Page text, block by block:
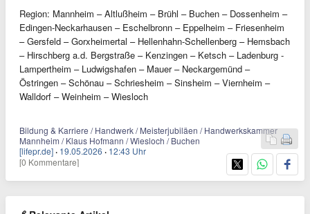
Region: Mannheim – Altlußheim – Brühl – Buchen – Dossenheim –
Edingen-Neckarhausen – Eschelbronn – Eppelheim – Friesenheim
– Gersfeld – Gorxheimertal – Hellenhahn-Schellenberg – Hemsbach
– Hirschberg a.d. Bergstraße – Kenzingen – Ketsch – Ladenburg -
Lampertheim – Ludwigshafen – Mauer – Neckargemünd –
Östringen – Schönau – Schriesheim – Sinsheim – Viernheim –
Walldorf – Weinheim – Wiesloch
Bildung & Karriere / Handwerk / Meisterjubiläen / Handwerkskammer
Mannheim / Klaus Hofmann / Wiesloch / Buchen
[lifepr.de] · 19.05.2026 · 12:43 Uhr
[0 Kommentare]